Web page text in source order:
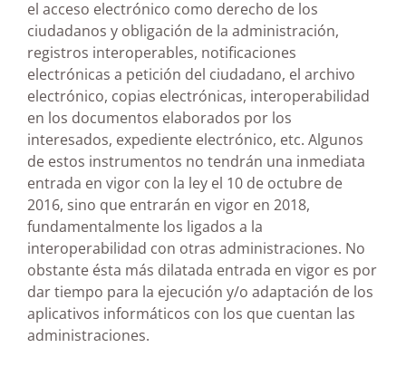
el acceso electrónico como derecho de los
ciudadanos y obligación de la administración,
registros interoperables, notificaciones
electrónicas a petición del ciudadano, el archivo
electrónico, copias electrónicas, interoperabilidad
en los documentos elaborados por los
interesados, expediente electrónico, etc. Algunos
de estos instrumentos no tendrán una inmediata
entrada en vigor con la ley el 10 de octubre de
2016, sino que entrarán en vigor en 2018,
fundamentalmente los ligados a la
interoperabilidad con otras administraciones. No
obstante ésta más dilatada entrada en vigor es por
dar tiempo para la ejecución y/o adaptación de los
aplicativos informáticos con los que cuentan las
administraciones.